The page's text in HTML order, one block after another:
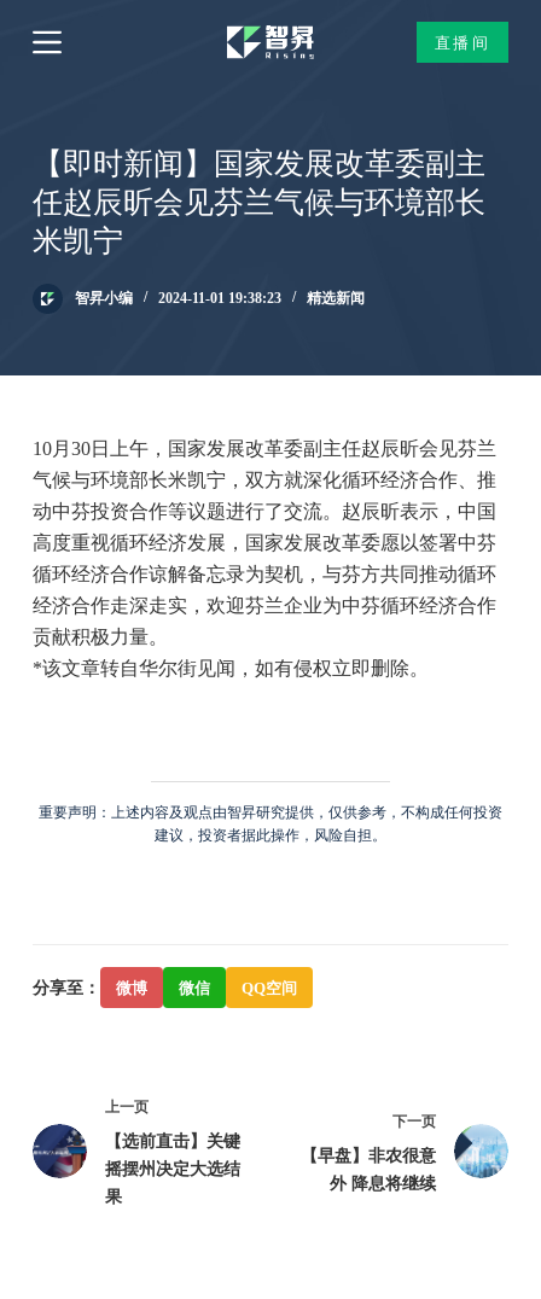
跳
过
直播间
【即时新闻】国家发展改革委副主
任赵辰昕会见芬兰气候与环境部长
米凯宁
智昇小编 2024-11-01 19:38:23 精选新闻
10月30日上午，国家发展改革委副主任赵辰昕会见芬兰
气候与环境部长米凯宁，双方就深化循环经济合作、推
动中芬投资合作等议题进行了交流。赵辰昕表示，中国
高度重视循环经济发展，国家发展改革委愿以签署中芬
循环经济合作谅解备忘录为契机，与芬方共同推动循环
经济合作走深走实，欢迎芬兰企业为中芬循环经济合作
贡献积极力量。
*该文章转自华尔街见闻，如有侵权立即删除。
重要声明：上述内容及观点由智昇研究提供，仅供参考，不构成任何投资
建议，投资者据此操作，风险自担。
分享至： 微博 微信 QQ空间
上一页
【选前直击】关键
摇摆州决定大选结
果
下一页
【早盘】非农很意
外 降息将继续